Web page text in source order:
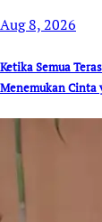
Aug 8, 2026
Ketika Semua
Menemukan Cinta